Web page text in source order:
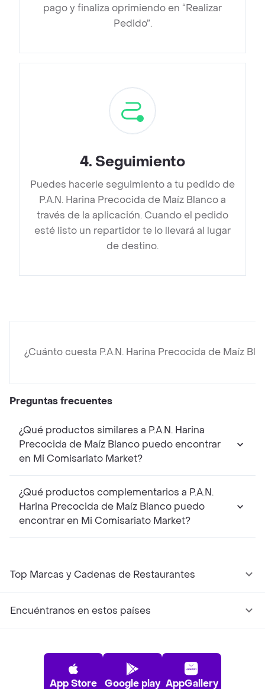
pago y finaliza oprimiendo en “Realizar
Pedido”.
4. Seguimiento
Puedes hacerle seguimiento a tu pedido de
P.A.N. Harina Precocida de Maíz Blanco a
través de la aplicación. Cuando el pedido
esté listo un repartidor te lo llevará al lugar
de destino.
¿Cuánto cuesta P.A.N. Harina Precocida de Maíz
Preguntas frecuentes
¿Qué productos similares a P.A.N. Harina
Precocida de Maíz Blanco puedo encontrar
en Mi Comisariato Market?
¿Qué productos complementarios a P.A.N.
Harina Precocida de Maíz Blanco puedo
encontrar en Mi Comisariato Market?
Top Marcas y Cadenas de Restaurantes
Encuéntranos en estos países
App Store Google play AppGallery